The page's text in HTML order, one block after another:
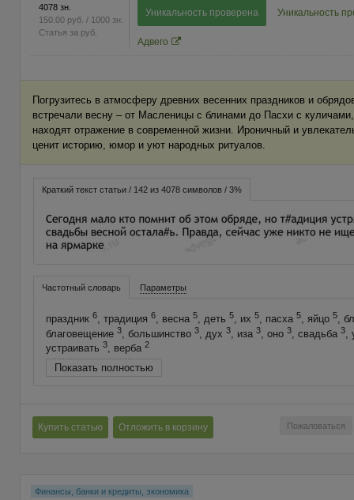
4078 зн.
150.00 руб. / 1000 зн.
Статья за руб.
Уникальность проверена Уникальность
Адвего
Погрузитесь в атмосферу древних весенних праздников и
встречали весну – от Масленицы с блинами до Пасхи с
находят отражение в современной жизни. Ироничный и
ценит историю, юмор и уют народных ритуалов.
Краткий текст статьи / 142 из 4078 символов / 3%
Частотный словарь Параметры
праздник 6, традиция 6, весна 5, деть 5, их 5, пасха 5, яйцо 5,
благовещение 3, большинство 3, дух 3, иза 3, оно 3, свадьба 3,
устраивать 3, верба 2
Показать полностью
Пожаловаться
Купить статью Отложить в корзину
Финансы, банки и кредиты, экономика